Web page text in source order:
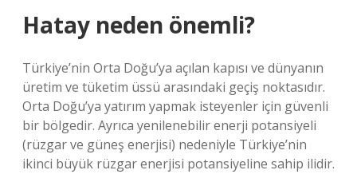
Hatay neden önemli?
Türkiye’nin Orta Doğu’ya açılan kapısı ve dünyanın
üretim ve tüketim üssü arasındaki geçiş noktasıdır.
Orta Doğu’ya yatırım yapmak isteyenler için güvenli
bir bölgedir. Ayrıca yenilenebilir enerji potansiyeli
(rüzgar ve güneş enerjisi) nedeniyle Türkiye’nin
ikinci büyük rüzgar enerjisi potansiyeline sahip ilidir.